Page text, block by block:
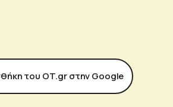
του ΟΤ.gr στην Google